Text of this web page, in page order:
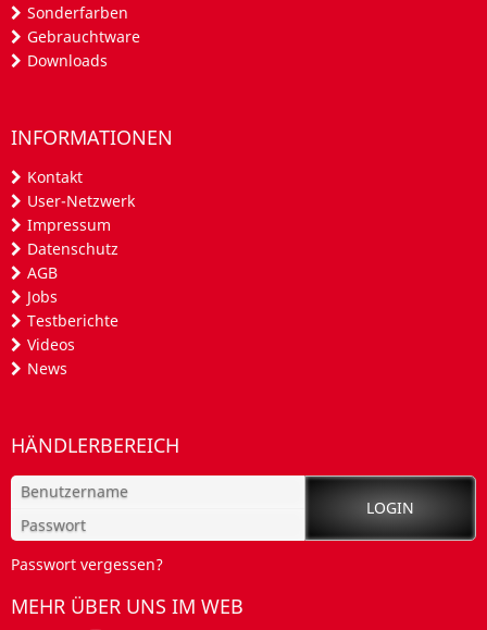
Sonderfarben
Gebrauchtware
Downloads
INFORMATIONEN
Kontakt
User-Netzwerk
Impressum
Datenschutz
AGB
Jobs
Testberichte
Videos
News
HÄNDLERBEREICH
Passwort vergessen?
MEHR ÜBER UNS IM WEB